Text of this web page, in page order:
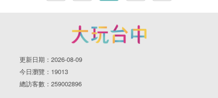
更新日期：2026-08-09
今日瀏覽：19013
總訪客數：259002896